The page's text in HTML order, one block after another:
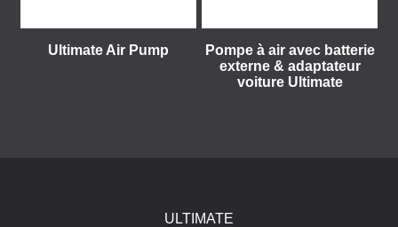
Ultimate Air Pump
Pompe à air avec batterie
externe & adaptateur
voiture Ultimate
ULTIMATE